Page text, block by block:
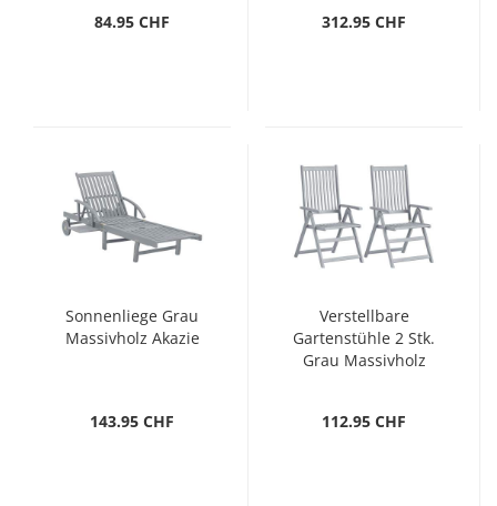
84.95 CHF 312.95 CHF
Sonnenliege Grau
Massivholz Akazie
143.95 CHF
Verstellbare
Gartenstühle 2 Stk.
Grau Massivholz
112.95 CHF